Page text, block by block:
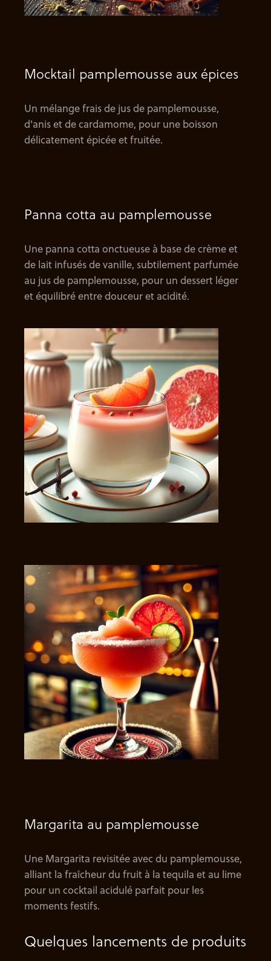
Mocktail pamplemousse aux épices
Un mélange frais de jus de pamplemousse,
d'anis et de cardamome, pour une boisson
délicatement épicée et fruitée.
Panna cotta au pamplemousse
Une panna cotta onctueuse à base de crème et
de lait infusés de vanille, subtilement parfumée
au jus de pamplemousse, pour un dessert léger
et équilibré entre douceur et acidité.
Margarita au pamplemousse
Une Margarita revisitée avec du pamplemousse,
alliant la fraîcheur du fruit à la tequila et au lime
pour un cocktail acidulé parfait pour les
moments festifs.
Quelques lancements de produits